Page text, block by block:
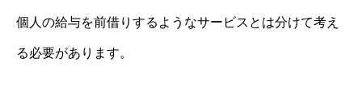
個人の給与を前借りするようなサービスとは分けて考え
る必要があります。